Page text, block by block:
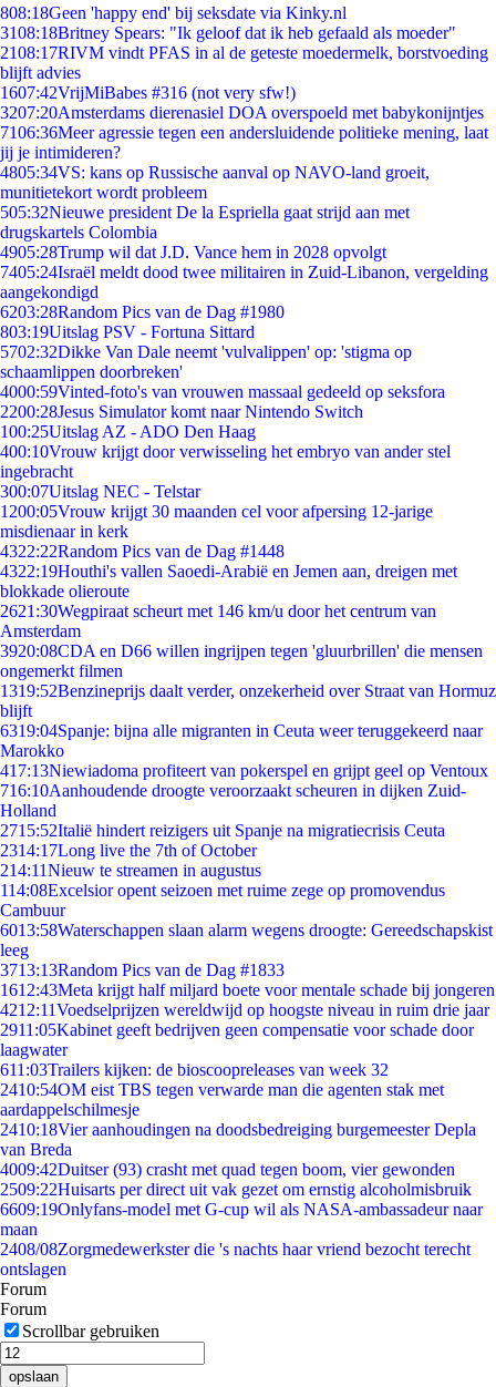
808:18Geen 'happy end' bij seksdate via Kinky.nl
3108:18Britney Spears: "Ik geloof dat ik heb gefaald als moeder"
2108:17RIVM vindt PFAS in al de geteste moedermelk, borstvoeding
blijft advies
1607:42VrijMiBabes #316 (not very sfw!)
3207:20Amsterdams dierenasiel DOA overspoeld met babykonijntjes
7106:36Meer agressie tegen een andersluidende politieke mening, laat
jij je intimideren?
4805:34VS: kans op Russische aanval op NAVO-land groeit,
munitietekort wordt probleem
505:32Nieuwe president De la Espriella gaat strijd aan met
drugskartels Colombia
4905:28Trump wil dat J.D. Vance hem in 2028 opvolgt
7405:24Israël meldt dood twee militairen in Zuid-Libanon, vergelding
aangekondigd
6203:28Random Pics van de Dag #1980
803:19Uitslag PSV - Fortuna Sittard
5702:32Dikke Van Dale neemt 'vulvalippen' op: 'stigma op
schaamlippen doorbreken'
4000:59Vinted-foto's van vrouwen massaal gedeeld op seksfora
2200:28Jesus Simulator komt naar Nintendo Switch
100:25Uitslag AZ - ADO Den Haag
400:10Vrouw krijgt door verwisseling het embryo van ander stel
ingebracht
300:07Uitslag NEC - Telstar
1200:05Vrouw krijgt 30 maanden cel voor afpersing 12-jarige
misdienaar in kerk
4322:22Random Pics van de Dag #1448
4322:19Houthi's vallen Saoedi-Arabië en Jemen aan, dreigen met
blokkade olieroute
2621:30Wegpiraat scheurt met 146 km/u door het centrum van
Amsterdam
3920:08CDA en D66 willen ingrijpen tegen 'gluurbrillen' die mensen
ongemerkt filmen
1319:52Benzineprijs daalt verder, onzekerheid over Straat van Hormuz
blijft
6319:04Spanje: bijna alle migranten in Ceuta weer teruggekeerd naar
Marokko
417:13Niewiadoma profiteert van pokerspel en grijpt geel op Ventoux
716:10Aanhoudende droogte veroorzaakt scheuren in dijken Zuid-
Holland
2715:52Italië hindert reizigers uit Spanje na migratiecrisis Ceuta
2314:17Long live the 7th of October
214:11Nieuw te streamen in augustus
114:08Excelsior opent seizoen met ruime zege op promovendus
Cambuur
6013:58Waterschappen slaan alarm wegens droogte: Gereedschapskist
leeg
3713:13Random Pics van de Dag #1833
1612:43Meta krijgt half miljard boete voor mentale schade bij jongeren
4212:11Voedselprijzen wereldwijd op hoogste niveau in ruim drie jaar
2911:05Kabinet geeft bedrijven geen compensatie voor schade door
laagwater
611:03Trailers kijken: de bioscoopreleases van week 32
2410:54OM eist TBS tegen verwarde man die agenten stak met
aardappelschilmesje
2410:18Vier aanhoudingen na doodsbedreiging burgemeester Depla
van Breda
4009:42Duitser (93) crasht met quad tegen boom, vier gewonden
2509:22Huisarts per direct uit vak gezet om ernstig alcoholmisbruik
6609:19Onlyfans-model met G-cup wil als NASA-ambassadeur naar
maan
2408/08Zorgmedewerkster die 's nachts haar vriend bezocht terecht
ontslagen
Forum
Forum
Scrollbar gebruiken
opslaan